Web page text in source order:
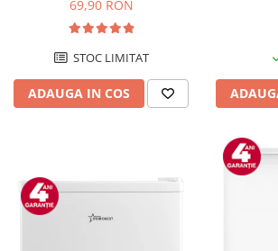
69,90 RON
STOC LIMITAT
ADAUGA IN COS